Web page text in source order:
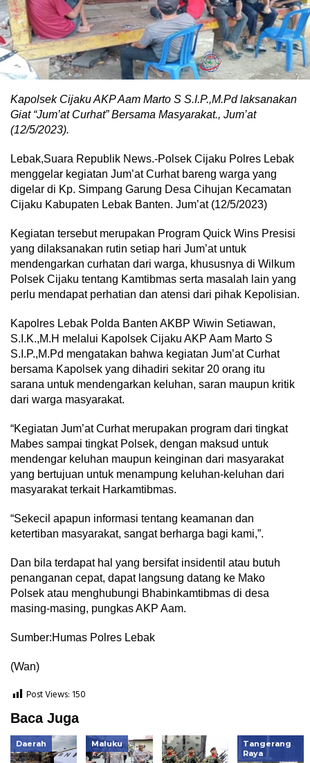
Kapolsek Cijaku AKP Aam Marto S S.I.P.,M.Pd laksanakan
Giat “Jum’at Curhat” Bersama Masyarakat., Jum’at
(12/5/2023).
Lebak,Suara Republik News.-Polsek Cijaku Polres Lebak
menggelar kegiatan Jum’at Curhat bareng warga yang
digelar di Kp. Simpang Garung Desa Cihujan Kecamatan
Cijaku Kabupaten Lebak Banten. Jum’at (12/5/2023)
Kegiatan tersebut merupakan Program Quick Wins Presisi
yang dilaksanakan rutin setiap hari Jum’at untuk
mendengarkan curhatan dari warga, khususnya di Wilkum
Polsek Cijaku tentang Kamtibmas serta masalah lain yang
perlu mendapat perhatian dan atensi dari pihak Kepolisian.
Kapolres Lebak Polda Banten AKBP Wiwin Setiawan,
S.I.K.,M.H melalui Kapolsek Cijaku AKP Aam Marto S
S.I.P.,M.Pd mengatakan bahwa kegiatan Jum’at Curhat
bersama Kapolsek yang dihadiri sekitar 20 orang itu
sarana untuk mendengarkan keluhan, saran maupun kritik
dari warga masyarakat.
“Kegiatan Jum’at Curhat merupakan program dari tingkat
Mabes sampai tingkat Polsek, dengan maksud untuk
mendengar keluhan maupun keinginan dari masyarakat
yang bertujuan untuk menampung keluhan-keluhan dari
masyarakat terkait Harkamtibmas.
“Sekecil apapun informasi tentang keamanan dan
ketertiban masyarakat, sangat berharga bagi kami,”.
Dan bila terdapat hal yang bersifat insidentil atau butuh
penanganan cepat, dapat langsung datang ke Mako
Polsek atau menghubungi Bhabinkamtibmas di desa
masing-masing, pungkas AKP Aam.
Sumber:Humas Polres Lebak
(Wan)
Post Views: 150
Baca Juga
Daerah Maluku
Tangerang
Raya